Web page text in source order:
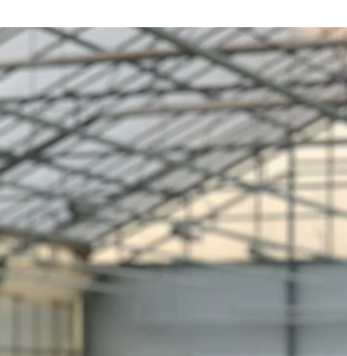
Varens zijn prachtige planten die je tuin een groene
natuurlijke uitstraling geven. Maar wanneer is nu het
beste moment om ze te planten?